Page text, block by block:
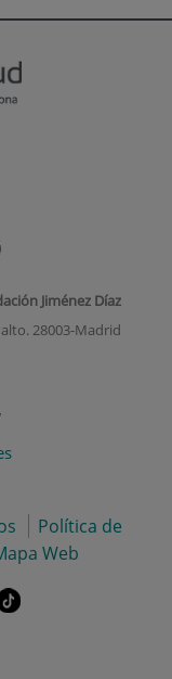
Jiménez Díaz
28003-Madrid
Política de
Web
Enlace